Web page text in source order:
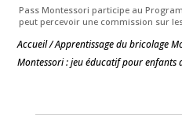
Pass Montessori participe au
peut percevoir une commission sur
Accueil/Apprentissage du bricolage
Montessori : jeu éducatif pour enfants